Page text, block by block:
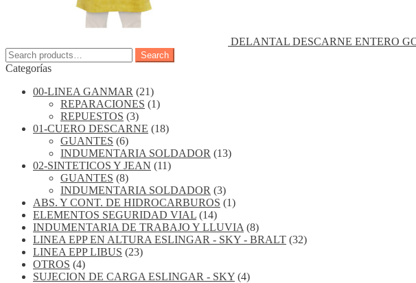
DELANTAL DESCARNE ENTERO
Search
for:
Search
Categorías
00-LINEA GANMAR (21)
REPARACIONES (1)
REPUESTOS (3)
01-CUERO DESCARNE (18)
GUANTES (6)
INDUMENTARIA SOLDADOR (13)
02-SINTETICOS Y JEAN (11)
GUANTES (8)
INDUMENTARIA SOLDADOR (3)
ABS. Y CONT. DE HIDROCARBUROS (1)
ELEMENTOS SEGURIDAD VIAL (14)
INDUMENTARIA DE TRABAJO Y LLUVIA (8)
LINEA EPP EN ALTURA ESLINGAR - SKY - BRALT (32)
LINEA EPP LIBUS (23)
OTROS (4)
SUJECION DE CARGA ESLINGAR - SKY (4)